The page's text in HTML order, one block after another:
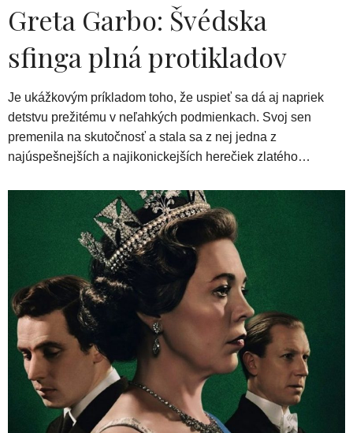
Greta Garbo: Švédska
sfinga plná protikladov
Je ukážkovým príkladom toho, že uspieť sa dá aj napriek
detstvu prežitému v neľahkých podmienkach. Svoj sen
premenila na skutočnosť a stala sa z nej jedna z
najúspešnejších a najikonickejších herečiek zlatého…